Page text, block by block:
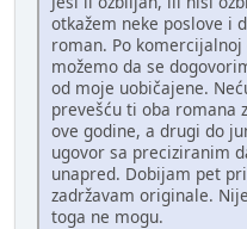
otkažem neke poslove i
roman. Po
možemo da se
od moje uobičajene.
prevešću ti oba romana
ove godine, a drugi do
ugovor sa preciziranim
unapred. Dobijam pet
zadržavam originale.
toga ne mogu.